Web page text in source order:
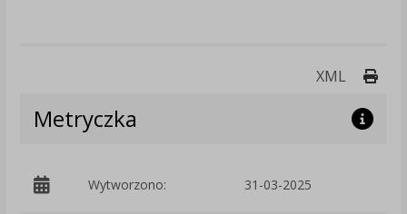
XML
Metryczka
Wytworzono: 31-03-2025